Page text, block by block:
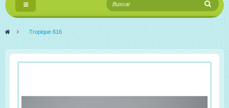
Navegación
Toggle
> Tropique 616